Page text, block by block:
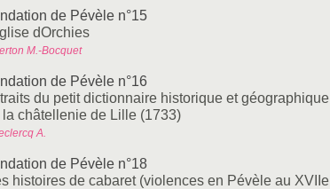
de Pévèle n°15
dOrchies
M.-Bocquet
de Pévèle n°16
du petit dictionnaire historique et géographique
la châtellenie de Lille (1733)
A.
de Pévèle n°18
histoires de cabaret (violences en Pévèle au XVIIe